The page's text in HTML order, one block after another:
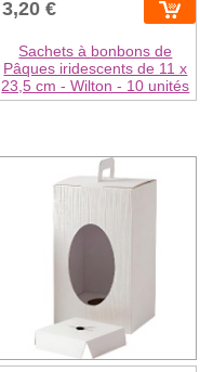
3,20 €
Sachets à bonbons de
Pâques iridescents de 11 x
23,5 cm - Wilton - 10 unités